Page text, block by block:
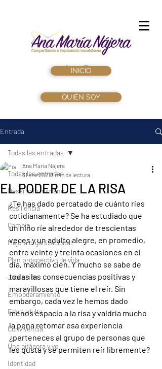
INICIO
QUIÉN SOY
Entrada
Todas las entradas
Desarrollo humano
Resiliencia
Cambio
Mejora organizacional
Plan prospectivo de vida
Jubilación
Empoderamiento
Edad adulta
Convivencia
Una bitácora y yo
Identidad
Todas las entradas
EL PODER DE LA RISA
Ana María Nájera
31 ene 20213 min de lectura
¿Te has dado percatado de cuánto ríes
cotidianamente? Se ha estudiado que
un niño ríe alrededor de trescientas
veces y un adulto alegre, en promedio,
entre veinte y treinta ocasiones en el
día, máximo cien. Y mucho se sabe de
todas las consecuencias positivas y
maravillosas que tiene el reír. Sin
embargo, cada vez le hemos dado
menos espacio a la risa y valdría mucho
la pena retomar esa experiencia
¿perteneces al grupo de personas que
les gusta y se permiten reír libremente?